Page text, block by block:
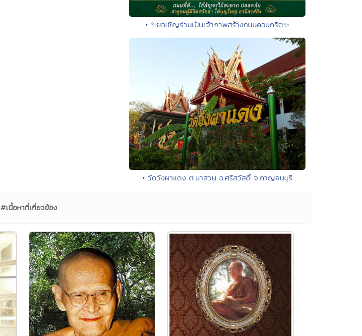
• ✨ขอเชิญร่วมเป็นเจ้าภาพสร้างถนนคอนกรีต✨
• วัดวังผาแดง ต.นาสวน อ.ศรีสวัสดิ์ จ.กาญจนบุรี
#เนื้อหาที่เกี่ยวข้อง